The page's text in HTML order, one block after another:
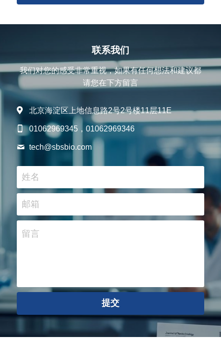
联系我们
我们对您的感受非常重视，如果有任何想法和建议都
请您在下方留言
北京海淀区上地信息路2号2号楼11层11E
01062969345，01062969346
tech@sbsbio.com
姓名
邮箱
留言
提交